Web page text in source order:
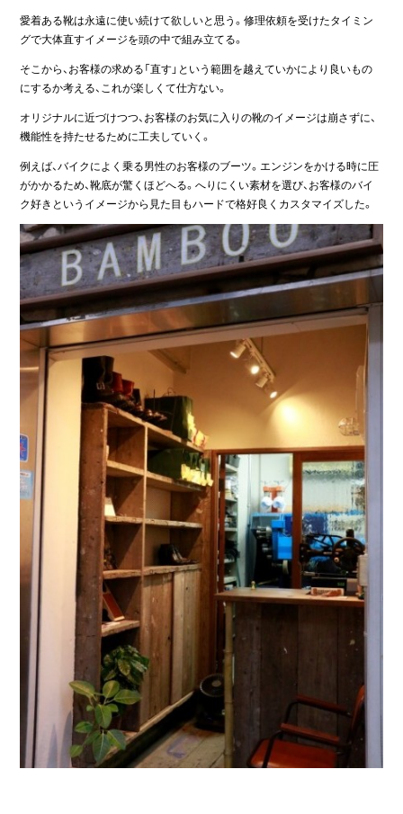
愛着ある靴は永遠に使い続けて欲しいと思う。修理依頼を受けたタイミン
グで大体直すイメージを頭の中で組み立てる。
そこから、お客様の求める「直す」という範囲を越えていかにより良いもの
にするか考える、これが楽しくて仕方ない。
オリジナルに近づけつつ、お客様のお気に入りの靴のイメージは崩さずに、
機能性を持たせるために工夫していく。
例えば、バイクによく乗る男性のお客様のブーツ。エンジンをかける時に圧
がかかるため、靴底が驚くほどへる。へりにくい素材を選び、お客様のバイ
ク好きというイメージから見た目もハードで格好良くカスタマイズした。